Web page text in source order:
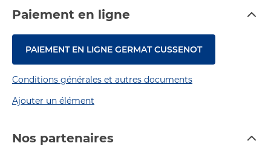
Paiement en ligne
PAIEMENT EN LIGNE GERMAT CUSSENOT
Conditions générales et autres documents
Ajouter un élément
Nos partenaires